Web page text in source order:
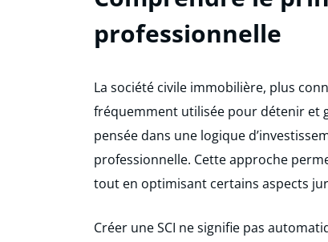
professionnelle
La société civile immobilière, plus
fréquemment utilisée pour détenir et
pensée dans une logique
professionnelle. Cette approche
tout en optimisant certains aspects
Créer une SCI ne signifie pas